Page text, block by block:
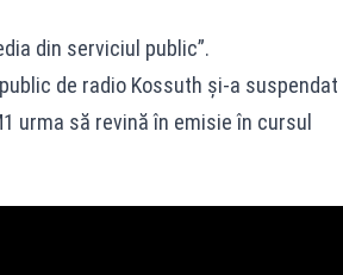
din serviciul public”.
de radio Kossuth și-a suspendat
urma să revină în emisie în cursul